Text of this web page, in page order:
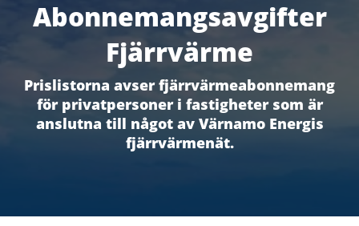
Abonnemangsavgifter
Fjärrvärme
Prislistorna avser fjärrvärmeabonnemang
för privatpersoner i fastigheter som är
anslutna till något av Värnamo Energis
fjärrvärmenät.